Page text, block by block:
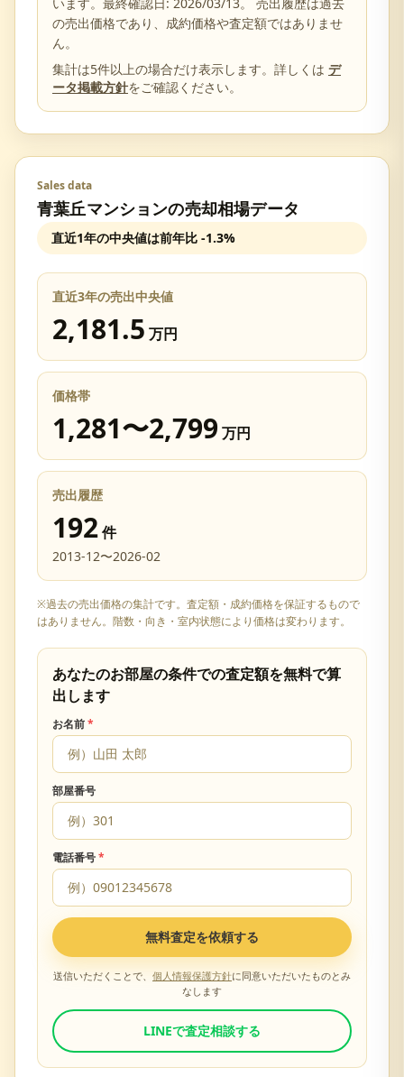
の売出価格であり、成約価格や査定額ではありませ
ん。
集計は5件以上の場合だけ表示します。詳しくは デ
ータ掲載方針をご確認ください。
Sales data
青葉丘マンションの売却相場データ
直近1年の中央値は前年比 -1.3%
直近3年の売出中央値
2,181.5 万円
価格帯
1,281〜2,799 万円
売出履歴
192件
2013-12〜2026-02
※過去の売出価格の集計です。査定額・成約価格を保証するもので
はありません。階数・向き・室内状態により価格は変わります。
あなたのお部屋の条件での査定額を無料で算
出します
お名前*
部屋番号
電話番号*
無料査定を依頼する
送信いただくことで、 個人情報保護方針に同意いただいたものとみ
なします
LINEで査定相談する